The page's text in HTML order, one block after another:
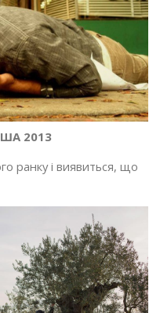
2013
ранку і виявиться, що